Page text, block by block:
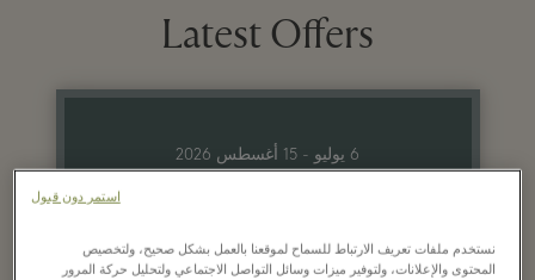
Latest Offers
6 يوليو - 15 أغسطس 2026
نستخدم ملفات تعريف الارتباط للسماح لموقعنا بالعمل بشكل صحيح، ولتخصيص
المحتوى والإعلانات، ولتوفير ميزات وسائل التواصل الاجتماعي ولتحليل حركة المرور
استمر دون قبول